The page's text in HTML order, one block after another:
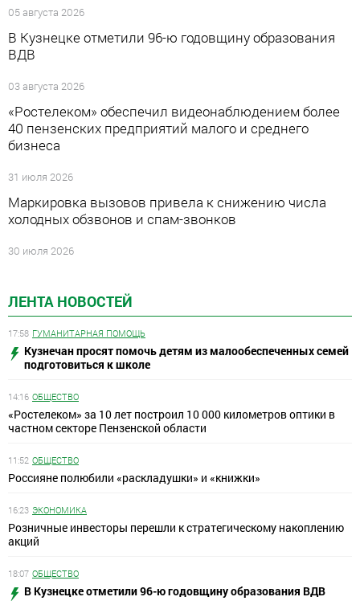
ЛЕНТА НОВОСТЕЙ
17:58 ГУМАНИТАРНАЯ ПОМОЩЬ
Кузнечан просят помочь детям из малообеспеченных семей
подготовиться к школе
14:16 ОБЩЕСТВО
«Ростелеком» за 10 лет построил 10 000 километров оптики в
частном секторе Пензенской области
11:52 ОБЩЕСТВО
Россияне полюбили «раскладушки» и «книжки»
16:23 ЭКОНОМИКА
Розничные инвесторы перешли к стратегическому накоплению
акций
18:07 ОБЩЕСТВО
В Кузнецке отметили 96-ю годовщину образования ВДВ
05 августа 2026
В Кузнецке отметили 96-ю годовщину образования
ВДВ
03 августа 2026
«Ростелеком» обеспечил видеонаблюдением более
40 пензенских предприятий малого и среднего
бизнеса
31 июля 2026
Маркировка вызовов привела к снижению числа
холодных обзвонов и спам-звонков
30 июля 2026